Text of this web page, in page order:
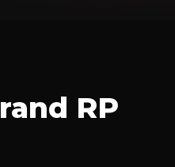
RP